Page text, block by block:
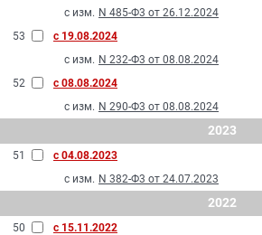
с изм. N 485-Ф3 от 26.12.2024
53
с 19.08.2024
с изм. N 232-Ф3 от 08.08.2024
52
с 08.08.2024
с изм. N 290-Ф3 от 08.08.2024
2023
51
с 04.08.2023
с изм. N 382-Ф3 от 24.07.2023
2022
50 с 15.11.2022